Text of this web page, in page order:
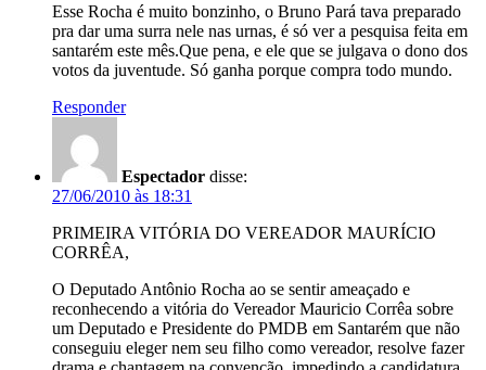
Esse Rocha é muito bonzinho, o Bruno Pará tava preparado
pra dar uma surra nele nas urnas, é só ver a pesquisa feita em
santarém este mês.Que pena, e ele que se julgava o dono dos
votos da juventude. Só ganha porque compra todo mundo.
Responder
Espectador disse:
27/06/2010 às 18:31
PRIMEIRA VITÓRIA DO VEREADOR MAURÍCIO
CORRÊA,
O Deputado Antônio Rocha ao se sentir ameaçado e
reconhecendo a vitória do Vereador Mauricio Corrêa sobre
um Deputado e Presidente do PMDB em Santarém que não
conseguiu eleger nem seu filho como vereador, resolve fazer